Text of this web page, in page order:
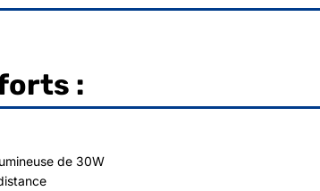
:
de 30W